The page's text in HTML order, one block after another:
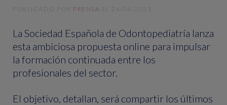
PUBLICADO POR PRENSA EL 26/04/2021
La Sociedad Española de Odontopediatría lanza
esta ambiciosa propuesta online para impulsar
la formación continuada entre los
profesionales del sector.
El objetivo, detallan, será compartir los últimos